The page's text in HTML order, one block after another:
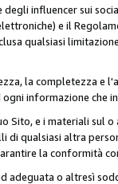
degli influencer sui
e il
qualsiasi
la completezza
informazione che
Sito, e i materiali sul
di qualsiasi altra
la conformità
adeguata o altresì